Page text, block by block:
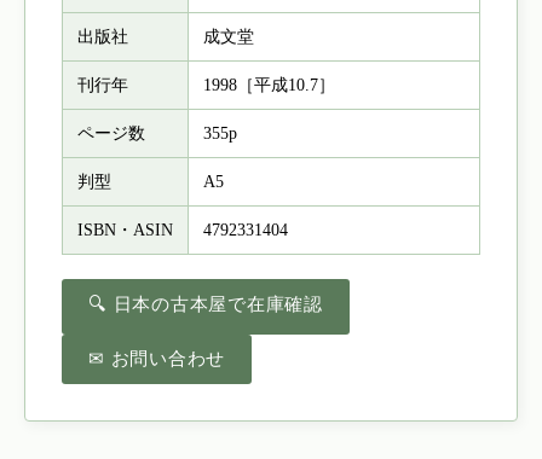
出版社 成文堂
刊行年 1998［平成10.7］
ページ数 355p
判型 A5
ISBN・ASIN 4792331404
🔍 日本の古本屋で在庫確認
✉ お問い合わせ